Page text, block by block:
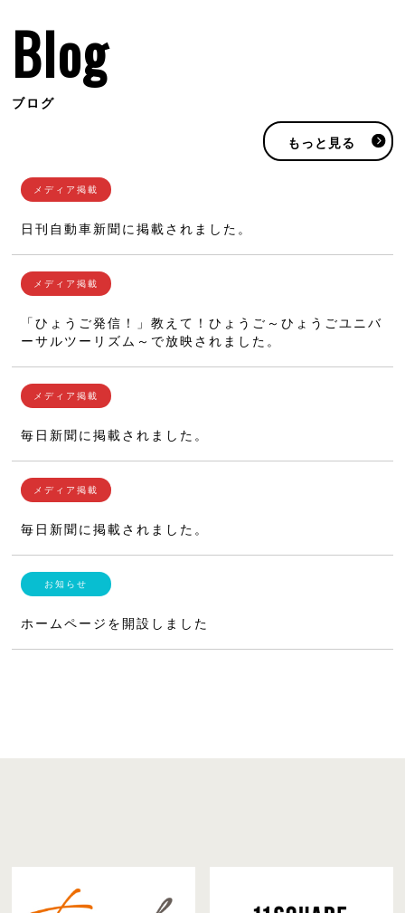
Blog
ブログ
もっと見る
日刊自動車新聞に掲載されました。
「ひょうご発信！」教えて！ひょうご～ひょうごユニバ
ーサルツーリズム～で放映されました。
毎日新聞に掲載されました。
毎日新聞に掲載されました。
ホームページを開設しました